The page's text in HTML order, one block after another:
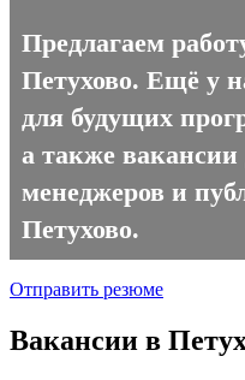
Предлагаем
Петухово. Ещё у
для будущих
а также вакансии
менеджеров и
Петухово.
Отправить резюме
Вакансии в